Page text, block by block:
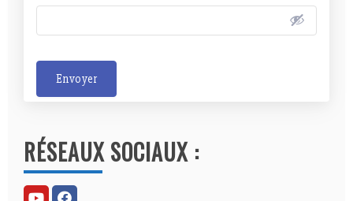
Envoyer
t
e
r
RÉSEAUX SOCIAUX :